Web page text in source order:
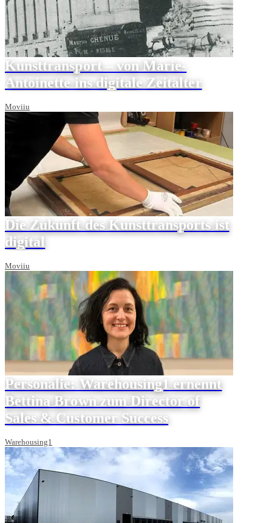
Kunsttransport – von Marie-
Antoinette ins digitale Zeitalter
Moviiu
Die Zukunft des Kunsttransports ist
digital
Moviiu
Personalie: Warehousing1 ernennt
Bettina Brown zum Director of
Sales & Customer Success
Warehousing1